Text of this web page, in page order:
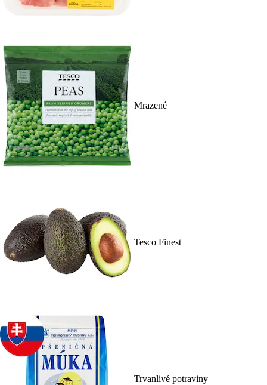
Mrazené
Tesco Finest
Trvanlivé potraviny